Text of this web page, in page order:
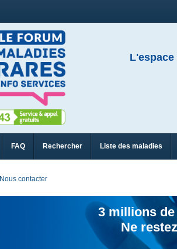
FAQ Rechercher Liste des maladies
Nous contacter
3 millions
Ne